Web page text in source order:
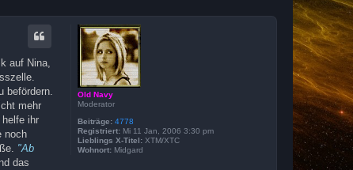
Old Navy
Moderator
Beiträge: 4778
Registriert: Mi 11 Jan, 2006 3:30 pm
Lieblings X-Titel: XTM/XTC
Wohnort: Midgard
auf Nina,
befördern.
mehr
ihr
noch
"Ab
das